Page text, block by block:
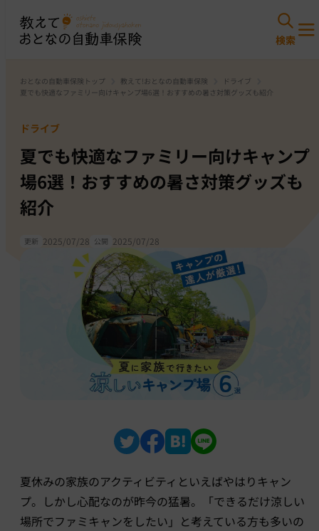
おとなの自動車保険トップ 教えて!おとなの自動車保険
ドライブ
夏でも快適なファミリー向けキャンプ場6選！おすすめの暑さ対策グッズも紹介
ドライブ
夏でも快適なファミリー向けキャンプ
場6選！おすすめの暑さ対策グッズも
紹介
更新 2025/07/28 公開 2025/07/28
夏休みの家族のアクティビティといえばやはりキャン
プ。しかし心配なのが昨今の猛暑。「できるだけ涼しい
場所でファミキャンをしたい」と考えている方も多いの